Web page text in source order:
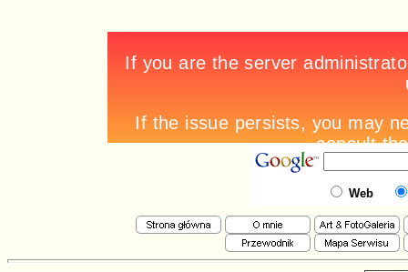
Web